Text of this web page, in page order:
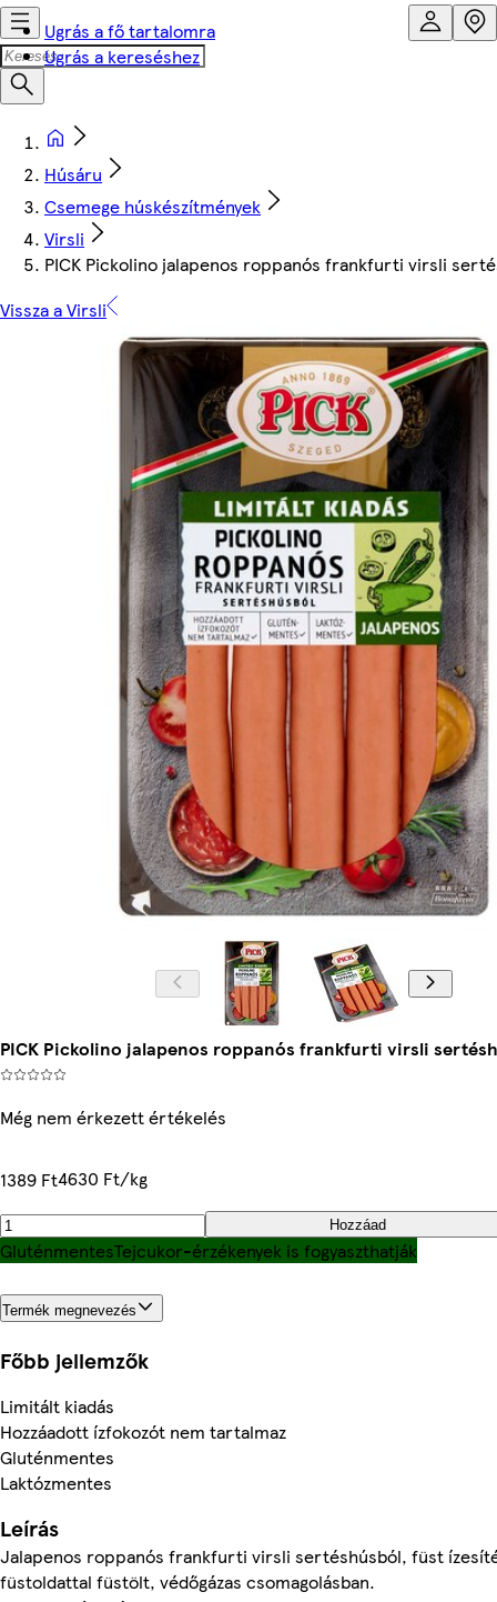
Ugrás a fő tartalomra
Ugrás a kereséshez
Húsáru
Csemege húskészítmények
Virsli
PICK Pickolino jalapenos roppanós frankfurti virsli
Vissza a Virsli
PICK Pickolino jalapenos roppanós frankfurti virsli
Még nem érkezett értékelés
1389 Ft4630 Ft/kg
Hozzáad
GluténmentesTejcukor-érzékenyek is fogyaszthatják
Termék megnevezés
Főbb jellemzők
Limitált kiadás
Hozzáadott ízfokozót nem tartalmaz
Gluténmentes
Laktózmentes
Leírás
Jalapenos roppanós frankfurti virsli sertéshúsból, füst
füstoldattal füstölt, védőgázas csomagolásban.